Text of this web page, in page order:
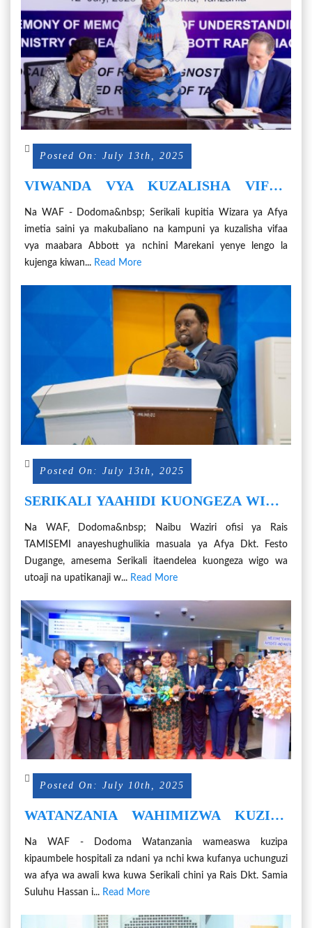
Posted On: July 13th, 2025
VIWANDA VYA KUZALISHA VIFAA
Na WAF - Dodoma&nbsp; Serikali kupitia Wizara ya Afya
imetia saini ya makubaliano na kampuni ya kuzalisha vifaa
vya maabara Abbott ya nchini Marekani yenye lengo la
kujenga kiwan... Read More
Posted On: July 13th, 2025
SERIKALI YAAHIDI KUONGEZA WIGO
Na WAF, Dodoma&nbsp; Naibu Waziri ofisi ya Rais
TAMISEMI anayeshughulikia masuala ya Afya Dkt. Festo
Dugange, amesema Serikali itaendelea kuongeza wigo wa
utoaji na upatikanaji w... Read More
Posted On: July 10th, 2025
WATANZANIA WAHIMIZWA KUZIPA
KWA HUDUMA ZA VIPIMO
Na WAF - Dodoma Watanzania wameaswa kuzipa
kipaumbele hospitali za ndani ya nchi kwa kufanya uchunguzi
wa afya wa awali kwa kuwa Serikali chini ya Rais Dkt. Samia
Suluhu Hassan i... Read More